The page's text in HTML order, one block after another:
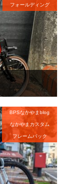
フォールディング
BPSなかやまblog
なかやまカスタム
フレームバック